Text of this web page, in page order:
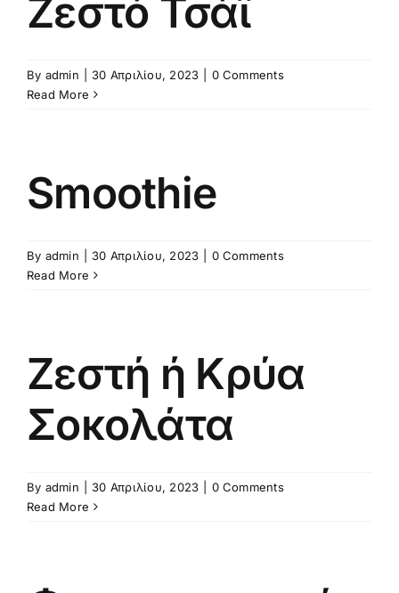
Ζεστό Τσάϊ
By admin 30 Απριλίου, 2023
0 Comments
Read More
Smoothie
By admin 30 Απριλίου, 2023
0 Comments
Read More
Ζεστή ή Κρύα
Σοκολάτα
By admin 30 Απριλίου, 2023
0 Comments
Read More